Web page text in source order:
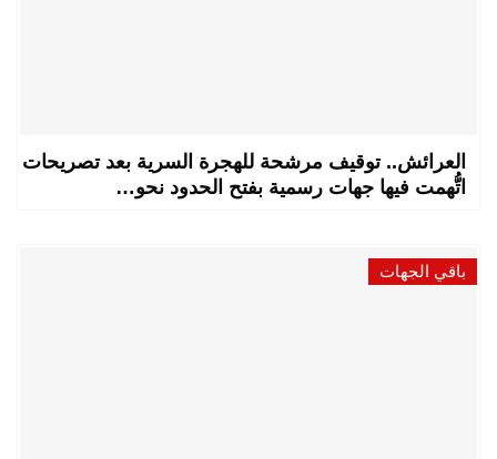
العرائش.. توقيف مرشحة للهجرة السرية بعد تصريحات
اتُّهمت فيها جهات رسمية بفتح الحدود نحو…
باقي الجهات